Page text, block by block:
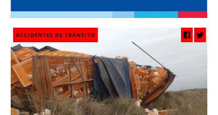
ACCIDENTES DE TRÁNSITO